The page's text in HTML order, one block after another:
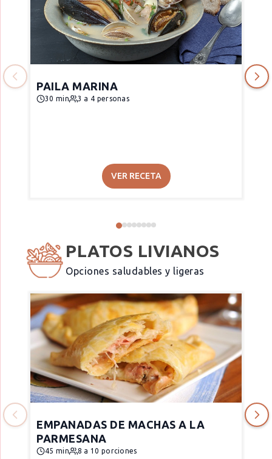
PAILA MARINA
30 min 3 a 4 personas
VER RECETA
PLATOS LIVIANOS
Opciones saludables y ligeras
EMPANADAS DE MACHAS A LA
PARMESANA
45 min 8 a 10 porciones